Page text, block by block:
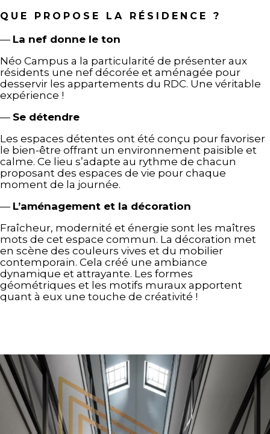
QUE PROPOSE LA RÉSIDENCE ?
— La nef donne le ton
Néo Campus a la particularité de présenter aux
résidents une nef décorée et aménagée pour
desservir les appartements du RDC. Une véritable
expérience !
— Se détendre
Les espaces détentes ont été conçu pour favoriser
le bien-être offrant un environnement paisible et
calme. Ce lieu s’adapte au rythme de chacun
proposant des espaces de vie pour chaque
moment de la journée.
— L’aménagement et la décoration
Fraîcheur, modernité et énergie sont les maîtres
mots de cet espace commun. La décoration met
en scène des couleurs vives et du mobilier
contemporain. Cela créé une ambiance
dynamique et attrayante. Les formes
géométriques et les motifs muraux apportent
quant à eux une touche de créativité !